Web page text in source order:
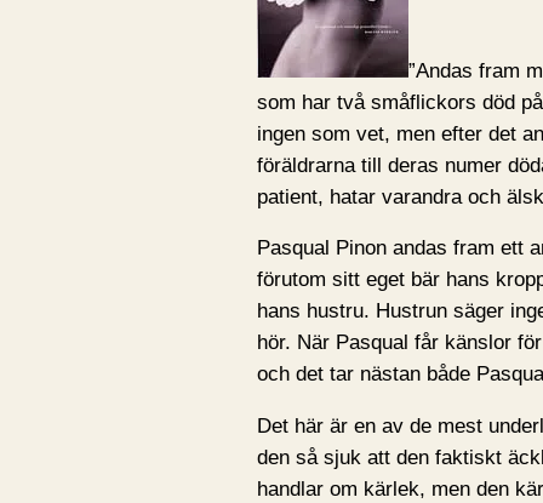
”Andas fram
som har två småflickors död
ingen som vet, men efter det
föräldrarna till deras numer
patient, hatar varandra och
Pasqual Pinon andas fram ett
förutom sitt eget bär hans
hans hustru. Hustrun säger
hör. När Pasqual får känslor
och det tar nästan både
Det här är en av de mest
den så sjuk att den faktiskt
handlar om kärlek, men den